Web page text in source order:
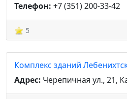
Телефон: +7 (351) 200-33-42
5
Комплекс зданий
Адрес: Черепичная ул., 21,